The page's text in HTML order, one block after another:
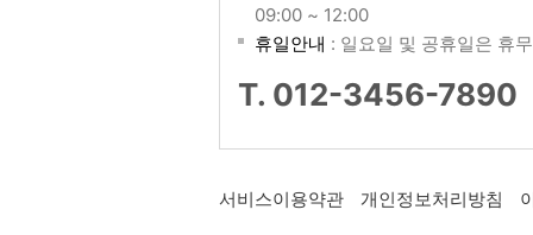
09:00 ~ 12:00
휴일안내 : 일요일 및 공휴일은 휴무
T. 012-3456-7890
서비스이용약관 개인정보처리방침